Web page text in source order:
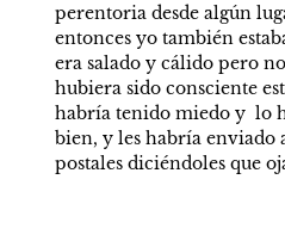
perentoria desde algún
entonces yo también
era salado y cálido pero
hubiera sido consciente
habría tenido miedo y  lo
bien, y les habría enviado
postales diciéndoles que